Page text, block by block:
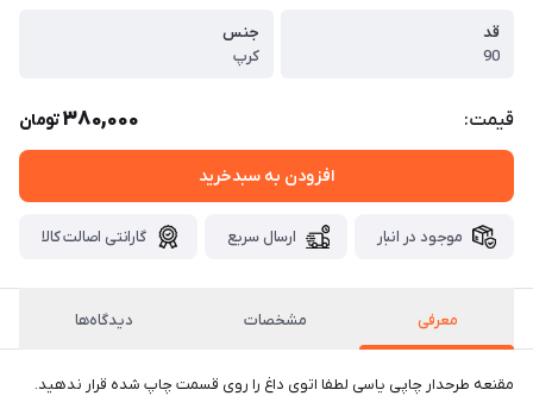
قد
90
جنس
کرپ
قیمت: 380,000تومان
افزودن به سبدخرید
موجود در انبار ارسال سریع گارانتی اصالت کالا
معرفی مشخصات دیدگاه‌ها
مقنعه طرحدار چاپی یاسی لطفا اتوی داغ را روی قسمت چاپ شده قرار ندهید.